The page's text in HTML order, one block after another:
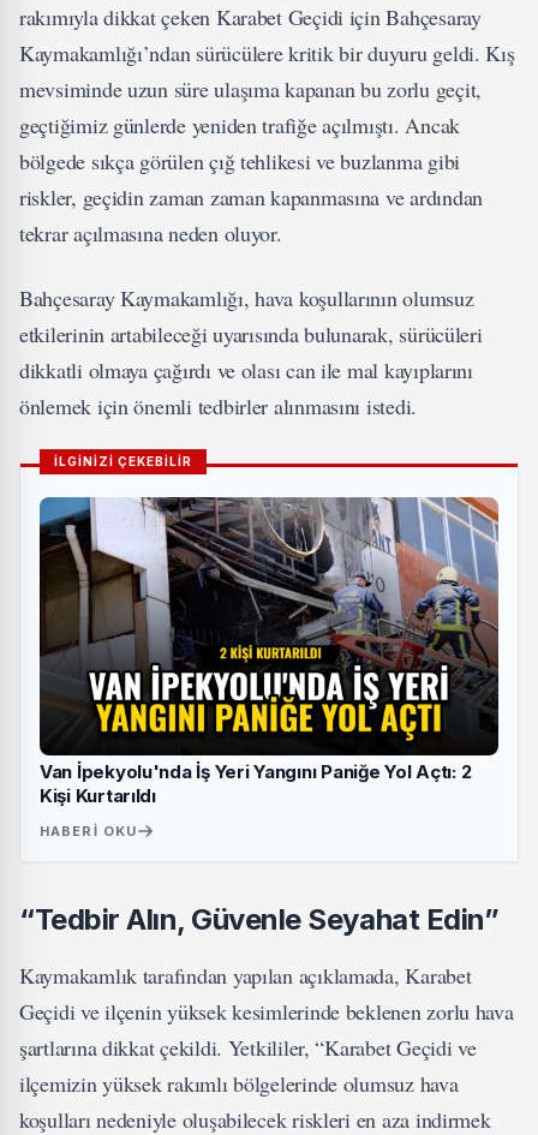
rakımıyla dikkat çeken Karabet Geçidi için Bahçesaray
Kaymakamlığı’ndan sürücülere kritik bir duyuru geldi. Kış
mevsiminde uzun süre ulaşıma kapanan bu zorlu geçit,
geçtiğimiz günlerde yeniden trafiğe açılmıştı. Ancak
bölgede sıkça görülen çığ tehlikesi ve buzlanma gibi
riskler, geçidin zaman zaman kapanmasına ve ardından
tekrar açılmasına neden oluyor.
Bahçesaray Kaymakamlığı, hava koşullarının olumsuz
etkilerinin artabileceği uyarısında bulunarak, sürücüleri
dikkatli olmaya çağırdı ve olası can ile mal kayıplarını
önlemek için önemli tedbirler alınmasını istedi.
İLGİNİZİ ÇEKEBİLİR
Van İpekyolu'nda İş Yeri Yangını Paniğe Yol Açtı: 2
Kişi Kurtarıldı
HABERI OKU
“Tedbir Alın, Güvenle Seyahat Edin”
Kaymakamlık tarafından yapılan açıklamada, Karabet
Geçidi ve ilçenin yüksek kesimlerinde beklenen zorlu hava
şartlarına dikkat çekildi. Yetkililer, “Karabet Geçidi ve
ilçemizin yüksek rakımlı bölgelerinde olumsuz hava
koşulları nedeniyle oluşabilecek riskleri en aza indirmek